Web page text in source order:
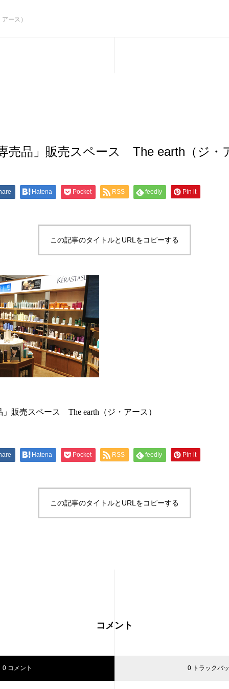
ース）
売品」販売スペース The earth（ジ・
Hatena Pocket RSS feedly Pin it
この記事のタイトルとURLをコピーする
販売スペース The earth（ジ・アース）
Hatena Pocket RSS feedly Pin it
この記事のタイトルとURLをコピーする
コメント
0 コメント 0 トラックバ